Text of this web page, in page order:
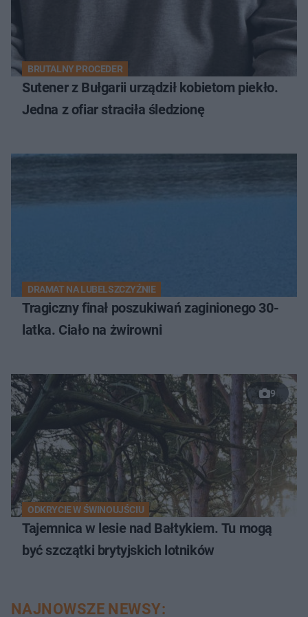
BRUTALNY PROCEDER
Sutener z Bułgarii urządził kobietom piekło.
Jedna z ofiar straciła śledzionę
DRAMAT NA LUBELSZCZYŹNIE
Tragiczny finał poszukiwań zaginionego 30-
latka. Ciało na żwirowni
9
ODKRYCIE W ŚWINOUJŚCIU
Tajemnica w lesie nad Bałtykiem. Tu mogą
być szczątki brytyjskich lotników
NAJNOWSZE NEWSY: